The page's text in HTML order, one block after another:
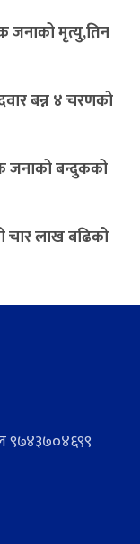
जनाको मृत्यु,तिन
बन्न ४ चरणको
जनाको बन्दुकको
चार लाख बढिको
९७४३७०४६९९